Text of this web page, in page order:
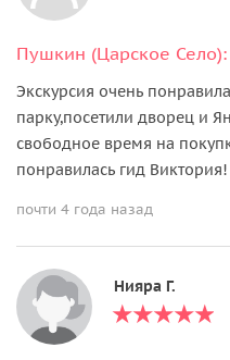
Экскурсия очень
парку,посетили дворец и
свободное время на
понравилась гид Виктория!
почти 4 года назад
Нияра Г.